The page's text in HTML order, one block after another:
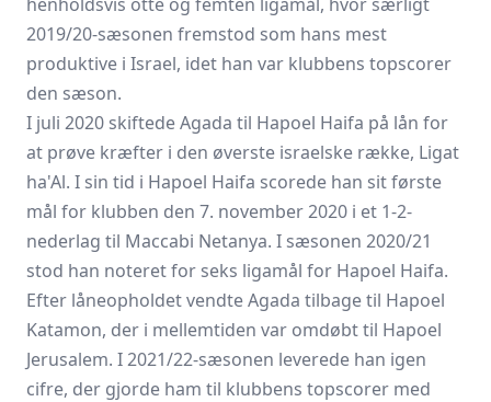
2019/20-sæsonen fremstod som hans mest
produktive i Israel, idet han var klubbens topscorer
den sæson.
I juli 2020 skiftede Agada til Hapoel Haifa på lån for
at prøve kræfter i den øverste israelske række, Ligat
ha'Al. I sin tid i Hapoel Haifa scorede han sit første
mål for klubben den 7. november 2020 i et 1-2-
nederlag til Maccabi Netanya. I sæsonen 2020/21
stod han noteret for seks ligamål for Hapoel Haifa.
Efter låneopholdet vendte Agada tilbage til Hapoel
Katamon, der i mellemtiden var omdøbt til Hapoel
Jerusalem. I 2021/22-sæsonen leverede han igen
cifre, der gjorde ham til klubbens topscorer med